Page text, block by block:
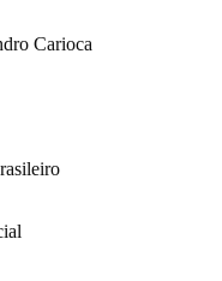
Carioca